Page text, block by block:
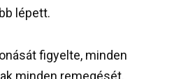
lépett.
figyelte, minden
minden remegését.